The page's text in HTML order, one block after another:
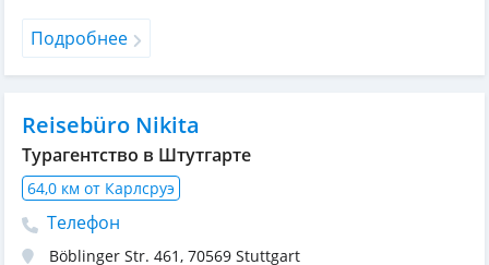
Подробнее
Reisebüro Nikita
Турагентство в Штутгарте
64,0 км от Карлсруэ
Телефон
Böblinger Str. 461, 70569 Stuttgart